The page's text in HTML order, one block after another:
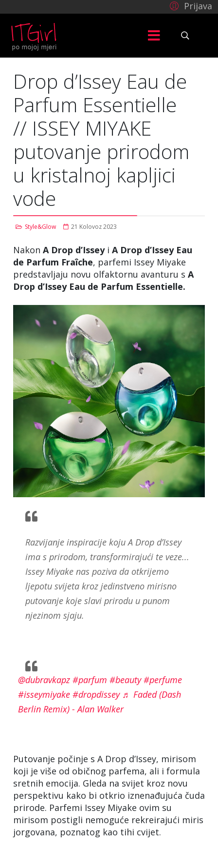
Prijava
Drop d’Issey Eau de
Parfum Essentielle
// ISSEY MIYAKE
putovanje prirodom
u kristalnoj kapljici
vode
Style&Glow 21 Kolovoz 2023
Nakon A Drop d’Isseyi A Drop d’Issey Eau
de Parfum Fraîche, parfemi Issey Miyake
predstavljaju novu olfaktornu avanturu s A
Drop d’Issey Eau de Parfum Essentielle.
Razvijanje inspiracije koju A Drop d’Issey
ima s prirodom, transformirajući te veze...
Issey Miyake nas poziva da otkrijemo
ljepotu svijeta kroz jedinstveno mirisno
putovanje koje slavi prirodu u punom
njezinom sjaju.
@dubravkapz #parfum #beauty #perfume
#isseymiyake #dropdissey ♬ Faded (Dash
Berlin Remix) - Alan Walker
Putovanje počinje s A Drop d’Issey, mirisom
koji je više od običnog parfema, ali i formula
sretnih emocija. Gleda na svijet kroz novu
perspektivu kako bi otkrio iznenađujuća čuda
prirode. Parfemi Issey Miyake ovim su
mirisom postigli nemoguće rekreirajući miris
jorgovana, poznatog kao tihi cvijet.